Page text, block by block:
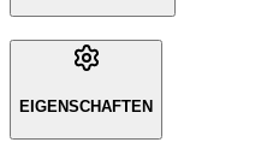
EIGENSCHAFTEN